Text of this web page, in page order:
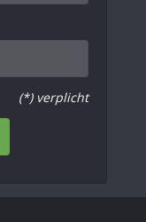
(*) verplicht